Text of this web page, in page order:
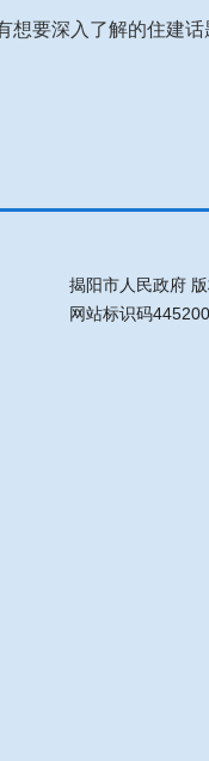
想要深入了解的住建
揭阳市人民政府
网站标识码